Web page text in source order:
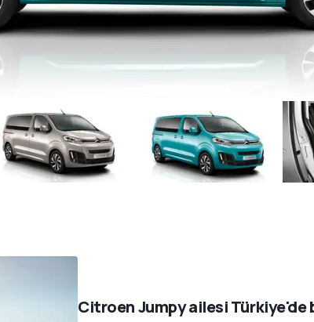
Citroen Jumpy ailesi Türkiye'de